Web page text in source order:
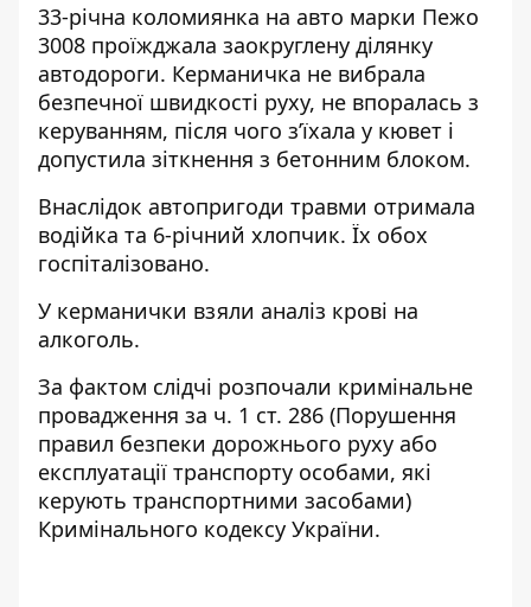
33-річна коломиянка на авто марки Пежо
3008 проїжджала заокруглену ділянку
автодороги. Керманичка не вибрала
безпечної швидкості руху, не впоралась з
керуванням, після чого з’їхала у кювет і
допустила зіткнення з бетонним блоком.
Внаслідок автопригоди травми отримала
водійка та 6-річний хлопчик. Їх обох
госпіталізовано.
У керманички взяли аналіз крові на
алкоголь.
За фактом слідчі розпочали кримінальне
провадження за ч. 1 ст. 286 (Порушення
правил безпеки дорожнього руху або
експлуатації транспорту особами, які
керують транспортними засобами)
Кримінального кодексу України.